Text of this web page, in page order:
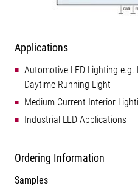
Applications
Automotive LED Lighting
Daytime-Running Light
Medium Current Interior
Industrial LED Applications
Ordering Information
Samples